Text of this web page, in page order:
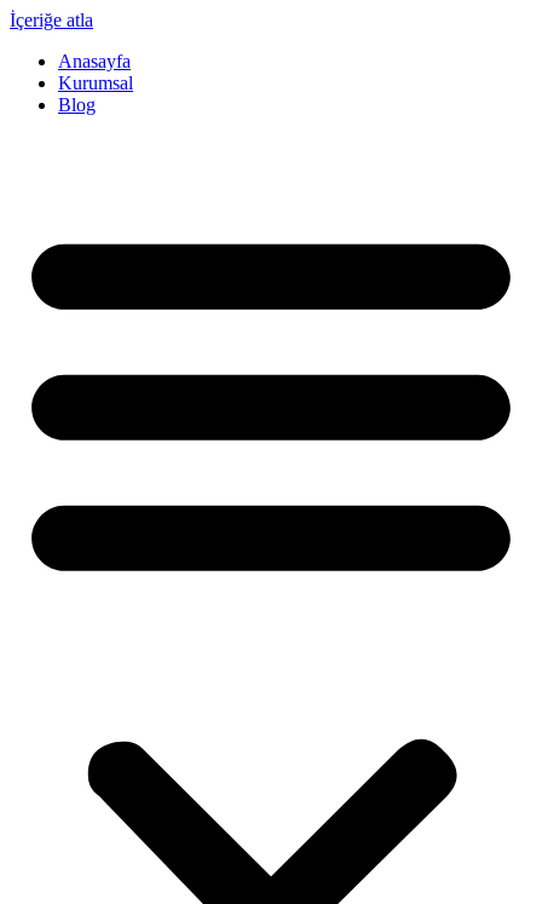
İçeriğe atla
Anasayfa
Kurumsal
Blog